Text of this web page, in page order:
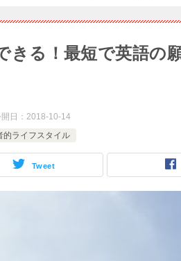
きる！最短で英語の
日： 2018-10-14
的ライフスタイル
Tweet